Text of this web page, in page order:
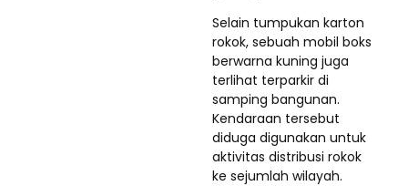
Selain tumpukan karton
rokok, sebuah mobil boks
berwarna kuning juga
terlihat terparkir di
samping bangunan.
Kendaraan tersebut
diduga digunakan untuk
aktivitas distribusi rokok
ke sejumlah wilayah.